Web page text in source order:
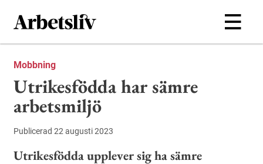
Hoppa till huvudinnehållet
Mobbning
Utrikesfödda har sämre
arbetsmiljö
Publicerad 22 augusti 2023
Utrikesfödda upplever sig ha sämre